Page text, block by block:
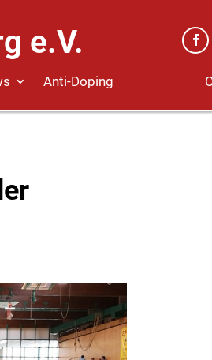
e.V.
Anti-Doping